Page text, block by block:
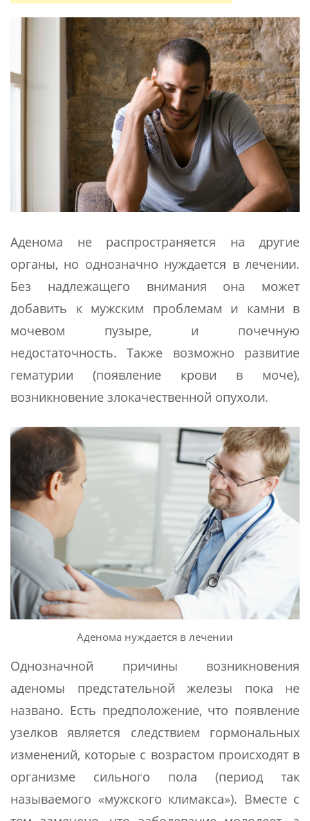
Аденома не распространяется на другие
органы, но однозначно нуждается в лечении.
Без надлежащего внимания она может
добавить к мужским проблемам и камни в
мочевом пузыре, и почечную
недостаточность. Также возможно развитие
гематурии (появление крови в моче),
возникновение злокачественной опухоли.
Аденома нуждается в лечении
Однозначной причины возникновения
аденомы предстательной железы пока не
названо. Есть предположение, что появление
узелков является следствием гормональных
изменений, которые с возрастом происходят в
организме сильного пола (период так
называемого «мужского климакса»). Вместе с